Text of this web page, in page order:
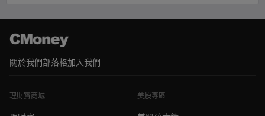
關於我們部落格加入我們
理財寶商城 美股專區